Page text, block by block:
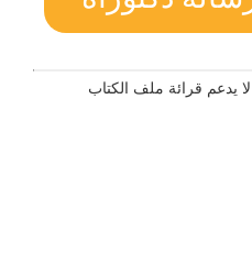
يدعم قرائة ملف الكتاب